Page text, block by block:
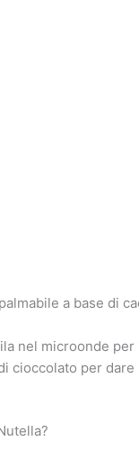
a base di
nel microonde per
cioccolato per